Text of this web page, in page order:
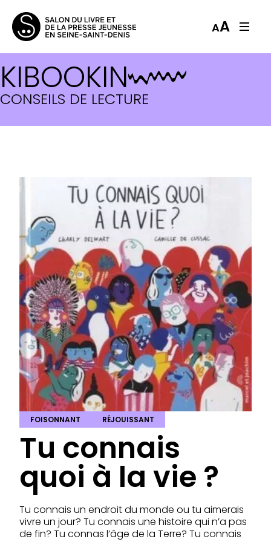
AA
KIBOOKIN
CONSEILS DE LECTURE
FOISONNANT RÉJOUISSANT
Tu connais
quoi à la vie ?
Tu connais un endroit du monde ou tu aimerais
vivre un jour? Tu connais une histoire qui n’a pas
de fin? Tu connas l’âge de la Terre? Tu connais